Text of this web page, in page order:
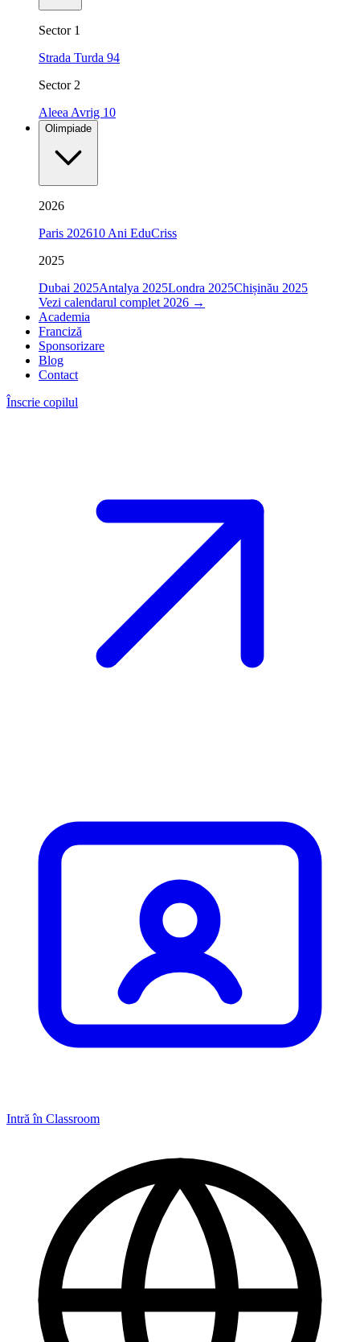
Sector 1
Strada Turda 94
Sector 2
Aleea Avrig 10
Olimpiade
2026
Paris 202610 Ani EduCriss
2025
Dubai 2025Antalya 2025Londra 2025Chișinău 2025
Vezi calendarul complet 2026 →
Academia
Franciză
Sponsorizare
Blog
Contact
Înscrie copilul
Intră în Classroom